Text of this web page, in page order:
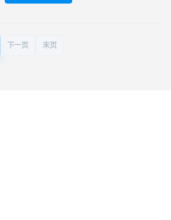
下一页 末页